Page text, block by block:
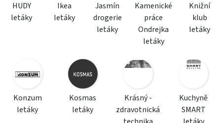
HUDY
letáky
Ikea
letáky
Jasmín
drogerie
letáky
Kamenické
práce
Ondrejka
letáky
Knižní
klub
letáky
Konzum
letáky
Kosmas
letáky
Krásný -
zdravotnická
Kuchyně
SMART